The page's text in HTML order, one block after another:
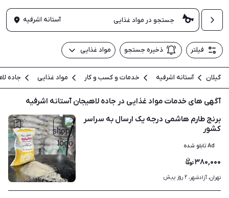
آستانه اشرفیه
فیلتر ذخیره جستجو مواد غذایی
گیلان آستانه اشرفیه خدمات و کسب و کار مواد غذایی جاده
آگهی های خدمات مواد غذایی در جاده لاهیجان آستانه اشرفیه
۲
برنج طارم هاشمی درجه یک ارسال به سراسر
کشور
Ad تابلو شده
۳۸۰,۰۰۰
تهران، آزادشهر، ۲ روز پیش